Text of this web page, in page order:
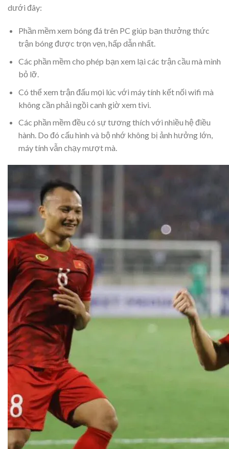
dưới đây:
Phần mềm xem bóng đá trên PC giúp bạn thưởng thức
trận bóng được trọn vẹn, hấp dẫn nhất.
Các phần mềm cho phép bạn xem lại các trận cầu mà mình
bỏ lỡ.
Có thể xem trận đấu mọi lúc với máy tính kết nối wifi mà
không cần phải ngồi canh giờ xem tivi.
Các phần mềm đều có sự tương thích với nhiều hệ điều
hành. Do đó cấu hình và bộ nhớ không bị ảnh hưởng lớn,
máy tính vẫn chạy mượt mà.